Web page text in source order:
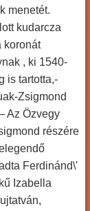
menetét.
kudarcza
koronát
, ki 1540-
is tartotta,-
Zsigmond
Az Özvegy
részére
Ferdinánd\'
Izabella